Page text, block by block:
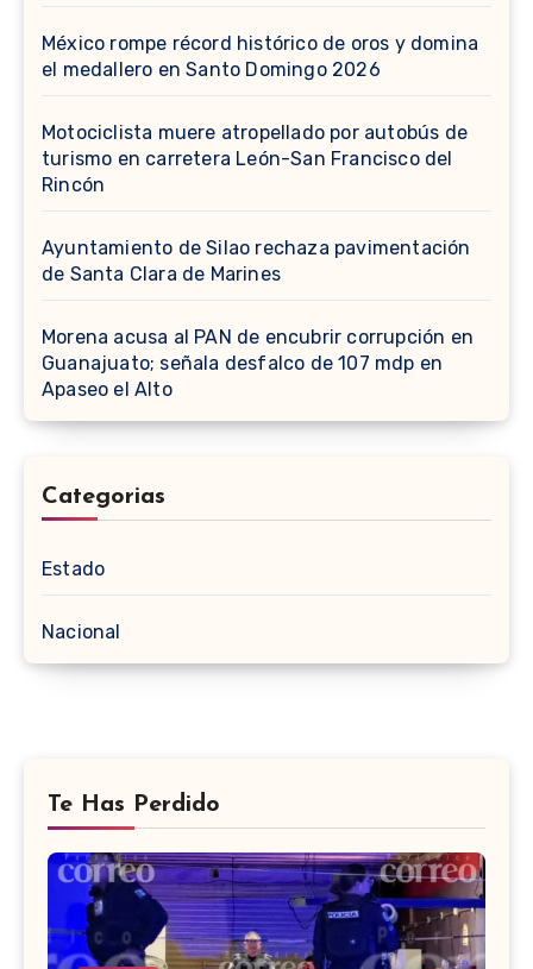
México rompe récord histórico de oros y domina
el medallero en Santo Domingo 2026
Motociclista muere atropellado por autobús de
turismo en carretera León-San Francisco del
Rincón
Ayuntamiento de Silao rechaza pavimentación
de Santa Clara de Marines
Morena acusa al PAN de encubrir corrupción en
Guanajuato; señala desfalco de 107 mdp en
Apaseo el Alto
Categorias
Estado
Nacional
Te Has Perdido